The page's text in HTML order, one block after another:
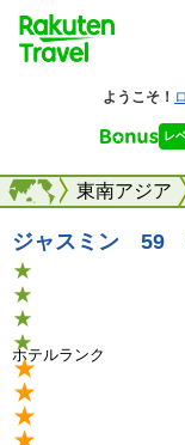
海外東南アジア
海外
ジャスミン 59
ホテルランク